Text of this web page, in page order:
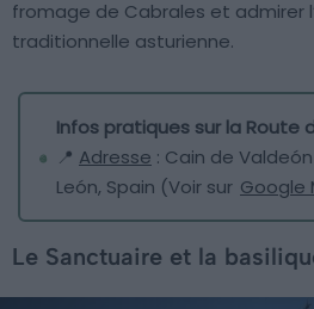
fromage de Cabrales et admirer
traditionnelle asturienne.
Infos pratiques sur la Route
📍 Adresse : Cain de
León, Spain (Voir sur Google
Le Sanctuaire et la